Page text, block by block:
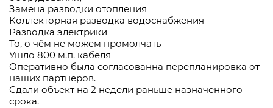
Замена разводки отопления
Коллекторная разводка водоснабжения
Разводка электрики
То, о чём не можем промолчать
Ушло 800 м.п. кабеля
Оперативно была согласованна перепланировка от
наших партнёров.
Сдали объект на 2 недели раньше назначенного
срока.